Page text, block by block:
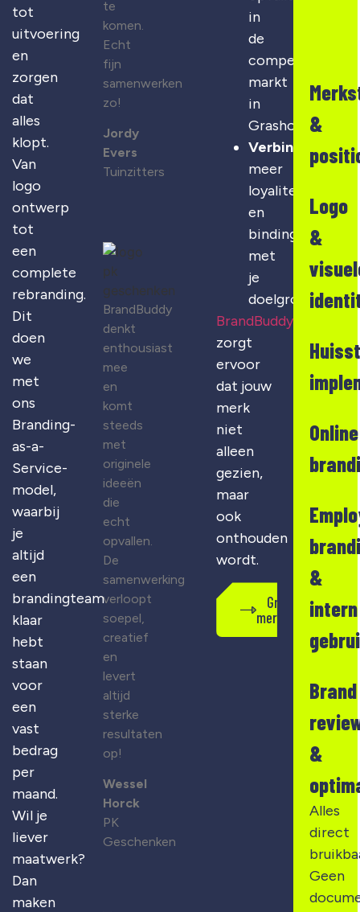
tot
uitvoering
en
zorgen
dat
alles
klopt.
Van
logo
ontwerp
tot
een
complete
rebranding.
Dit
doen
we
met
ons
Branding-
as-a-
Service-
model,
waarbij
je
altijd
een
brandingteam
klaar
hebt
staan
voor
een
vast
bedrag
per
maand.
Wil je
liever
maatwerk?
Dan
maken
te
komen.
Echt
fijn
samenwerken
zo!
Jordy
Evers
Tuinzitters
BrandBuddy
denkt
enthousiast
mee
en
komt
steeds
met
originele
ideeën
die
echt
opvallen.
De
samenwerking
verloopt
soepel,
creatief
en
levert
altijd
sterke
resultaten
op!
Wessel
Horck
PK
Geschenken
in
de
competitieve
markt
in
Grashoek
Verbinding
meer
loyaliteit
en
binding
met
je
doelgroep
BrandBuddy
zorgt
ervoor
dat jouw
merk
niet
alleen
gezien,
maar
ook
onthouden
wordt.
Gratis
merkscan
&
Logo
&
Online
&
intern
Brand
&
Alles
direct
Geen